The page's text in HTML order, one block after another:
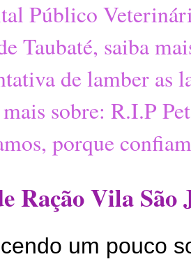
Público
Taubaté, saiba
de lamber as
sobre: R.I.P
porque
Ração Vila São
um pouco